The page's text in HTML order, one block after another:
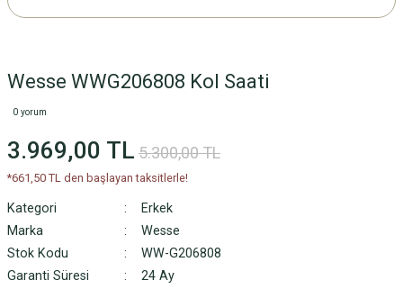
Wesse WWG206808 Kol Saati
0 yorum
3.969,00 TL 5.300,00 TL
*661,50 TL den başlayan taksitlerle!
Kategori
Erkek
Marka
Wesse
Stok Kodu
WW-G206808
Garanti Süresi
24 Ay